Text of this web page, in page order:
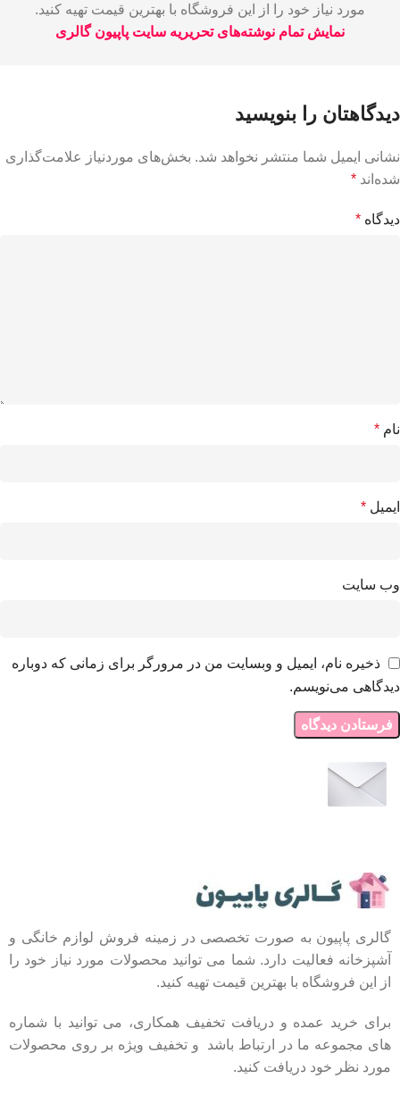
مورد نیاز خود را از این فروشگاه با بهترین قیمت تهیه کنید.
نمایش تمام نوشته‌های تحریریه سایت پاپیون گالری
دیدگاهتان را بنویسید
نشانی ایمیل شما منتشر نخواهد شد. بخش‌های موردنیاز علامت‌گذاری
شده‌اند *
دیدگاه *
نام *
ایمیل *
وب‌ سایت
ذخیره نام، ایمیل و وبسایت من در مرورگر برای زمانی که دوباره
دیدگاهی می‌نویسم.
گالری پاپیون به صورت تخصصی در زمینه فروش لوازم خانگی و
آشپزخانه فعالیت دارد. شما می توانید محصولات مورد نیاز خود را
از این فروشگاه با بهترین قیمت تهیه کنید.
برای خرید عمده و دریافت تخفیف همکاری، می توانید با شماره
های مجموعه ما در ارتباط باشد و تخفیف ویژه بر روی محصولات
مورد نظر خود دریافت کنید.